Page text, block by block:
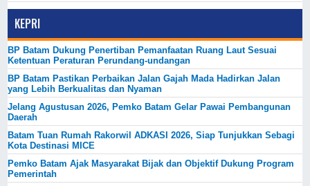
KEPRI
BP Batam Dukung Penertiban Pemanfaatan Ruang Laut Sesuai
Ketentuan Peraturan Perundang-undangan
BP Batam Pastikan Perbaikan Jalan Gajah Mada Hadirkan Jalan
yang Lebih Berkualitas dan Nyaman
Jelang Agustusan 2026, Pemko Batam Gelar Pawai Pembangunan
Daerah
Batam Tuan Rumah Rakorwil ADKASI 2026, Siap Tunjukkan Sebagi
Kota Destinasi MICE
Pemko Batam Ajak Masyarakat Bijak dan Objektif Dukung Program
Pemerintah